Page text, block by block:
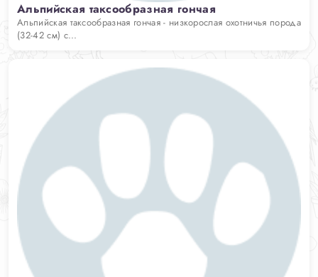
Альпийская таксообразная гончая
Альпийская таксообразная гончая - низкорослая охотничья порода
(32-42 см) с...